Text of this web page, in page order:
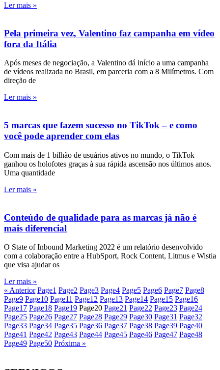
Ler mais »
Pela primeira vez, Valentino faz campanha em vídeo
fora da Itália
Após meses de negociação, a Valentino dá início a uma campanha
de vídeos realizada no Brasil, em parceria com a 8 Milímetros. Com
direção de
Ler mais »
5 marcas que fazem sucesso no TikTok – e como
você pode aprender com elas
Com mais de 1 bilhão de usuários ativos no mundo, o TikTok
ganhou os holofotes graças à sua rápida ascensão nos últimos anos.
Uma quantidade
Ler mais »
Conteúdo de qualidade para as marcas já não é
mais diferencial
O State of Inbound Marketing 2022 é um relatório desenvolvido
com a colaboração entre a HubSport, Rock Content, Litmus e Wistia
que visa ajudar os
Ler mais »
« Anterior Page1 Page2 Page3 Page4 Page5 Page6 Page7 Page8
Page9 Page10 Page11 Page12 Page13 Page14 Page15 Page16
Page17 Page18 Page19 Page20 Page21 Page22 Page23 Page24
Page25 Page26 Page27 Page28 Page29 Page30 Page31 Page32
Page33 Page34 Page35 Page36 Page37 Page38 Page39 Page40
Page41 Page42 Page43 Page44 Page45 Page46 Page47 Page48
Page49 Page50 Próxima »